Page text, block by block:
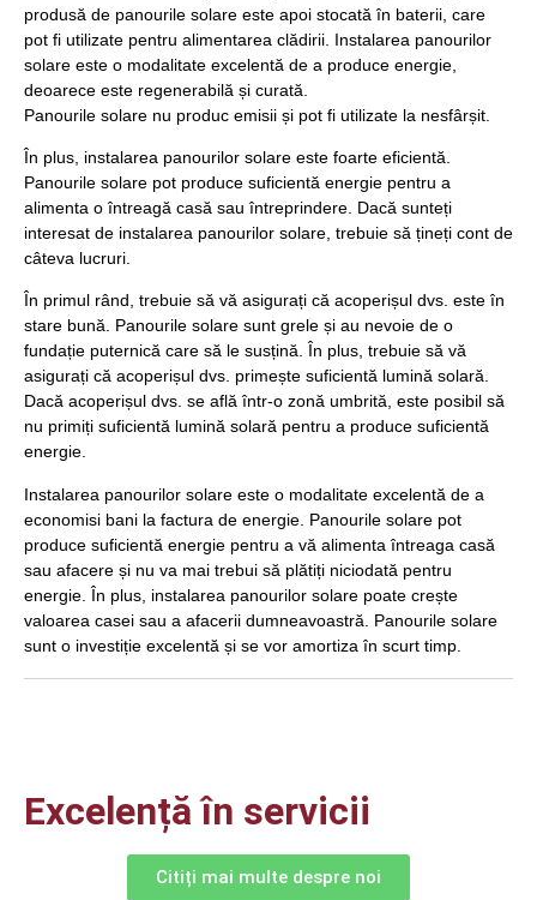
produsă de panourile solare este apoi stocată în baterii, care
pot fi utilizate pentru alimentarea clădirii. Instalarea panourilor
solare este o modalitate excelentă de a produce energie,
deoarece este regenerabilă și curată.
Panourile solare nu produc emisii și pot fi utilizate la nesfârșit.
În plus, instalarea panourilor solare este foarte eficientă.
Panourile solare pot produce suficientă energie pentru a
alimenta o întreagă casă sau întreprindere. Dacă sunteți
interesat de instalarea panourilor solare, trebuie să țineți cont de
câteva lucruri.
În primul rând, trebuie să vă asigurați că acoperișul dvs. este în
stare bună. Panourile solare sunt grele și au nevoie de o
fundație puternică care să le susțină. În plus, trebuie să vă
asigurați că acoperișul dvs. primește suficientă lumină solară.
Dacă acoperișul dvs. se află într-o zonă umbrită, este posibil să
nu primiți suficientă lumină solară pentru a produce suficientă
energie.
Instalarea panourilor solare este o modalitate excelentă de a
economisi bani la factura de energie. Panourile solare pot
produce suficientă energie pentru a vă alimenta întreaga casă
sau afacere și nu va mai trebui să plătiți niciodată pentru
energie. În plus, instalarea panourilor solare poate crește
valoarea casei sau a afacerii dumneavoastră. Panourile solare
sunt o investiție excelentă și se vor amortiza în scurt timp.
Excelență în servicii
Citiți mai multe despre noi